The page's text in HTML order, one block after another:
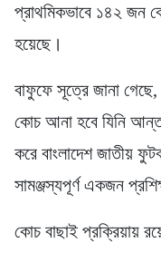
প্রাথমিকভাবে ১৪২ জন
হয়েছে।
বাফুফে সূত্রে জানা
কোচ আনা হবে যিনি
করে বাংলাদেশ জাতীয়
সামঞ্জস্যপূর্ণ একজন
কোচ বাছাই প্রক্রিয়ায়